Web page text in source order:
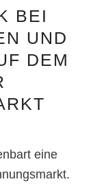
BEI
UND
DEM
eine